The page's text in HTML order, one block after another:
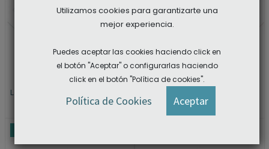
Lente Orgánica 1.50 Multi AR
Utilizamos cookies para garantizarte una
mejor experiencia.
Puedes aceptar las cookies haciendo click en
el botón "Aceptar" o configurarlas haciendo
click en el botón "Política de cookies".
Política de Cookies Aceptar